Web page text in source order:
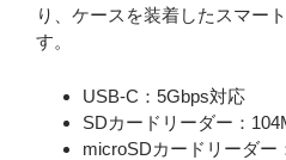
り、ケースを装着したスマー
す。
USB-C：5Gbps対応
SDカードリーダー：
microSDカードリーダー